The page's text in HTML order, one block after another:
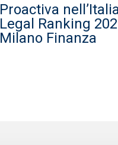
Proactiva
Legal Ranking
Milano Finanza